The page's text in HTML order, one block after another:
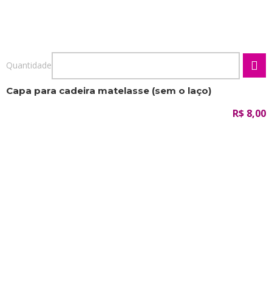
Quantidade
Capa para cadeira matelasse (sem o laço)
R$ 8,00